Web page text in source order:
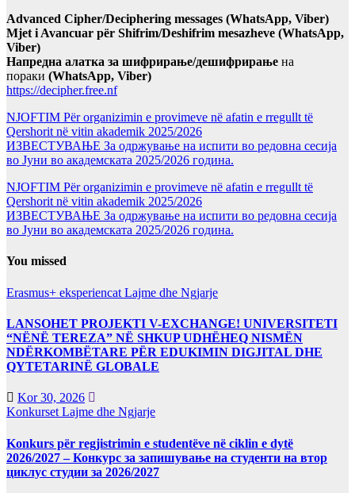
Advanced Cipher/Deciphering messages (WhatsApp, Viber)
Mjet i Avancuar për Shifrim/Deshifrim mesazheve (WhatsApp,
Viber)
Напредна алатка за шифрирање/дешифрирање на
пораки (WhatsApp, Viber)
https://decipher.free.nf
NJOFTIM Për organizimin e provimeve në afatin e rregullt të
Qershorit në vitin akademik 2025/2026
ИЗВЕСТУВАЊЕ За одржување на испити во редовна сесија
во Јуни во академската 2025/2026 година.
NJOFTIM Për organizimin e provimeve në afatin e rregullt të
Qershorit në vitin akademik 2025/2026
ИЗВЕСТУВАЊЕ За одржување на испити во редовна сесија
во Јуни во академската 2025/2026 година.
You missed
Erasmus+ eksperiencat Lajme dhe Ngjarje
LANSOHET PROJEKTI V-EXCHANGE! UNIVERSITETI
“NËNË TEREZA” NË SHKUP UDHËHEQ NISMËN
NDËRKOMBËTARE PËR EDUKIMIN DIGJITAL DHE
QYTETARINË GLOBALE
Kor 30, 2026
Konkurset Lajme dhe Ngjarje
Konkurs për regjistrimin e studentëve në ciklin e dytë
2026/2027 – Конкурс за запишување на студенти на втор
циклус студии за 2026/2027